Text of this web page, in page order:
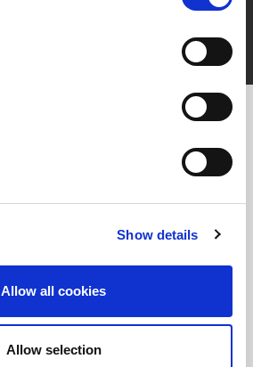
Show details
Allow all cookies
Allow selection